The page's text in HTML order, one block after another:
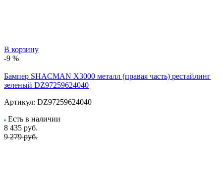
В корзину
-9 %
Бампер SHACMAN X3000 металл (правая часть) рестайлинг
зеленый DZ97259624040
Артикул: DZ97259624040
Есть в наличии
8 435 руб.
9 279 руб.